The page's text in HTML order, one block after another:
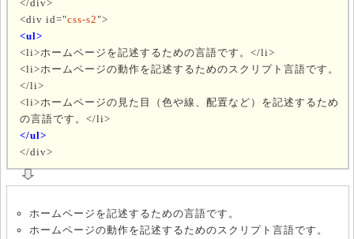
</div>
<div id="css-s2">
<ul>
<li>ホームページを記述するための言語です。</li>
<li>ホームページの動作を記述するためのスクリプト言語です。
</li>
<li>ホームページの見た目（色や線、配置など）を記述するため
の言語です。</li>
</ul>
</div>
ホームページを記述するための言語です。
ホームページの動作を記述するためのスクリプト言語です。